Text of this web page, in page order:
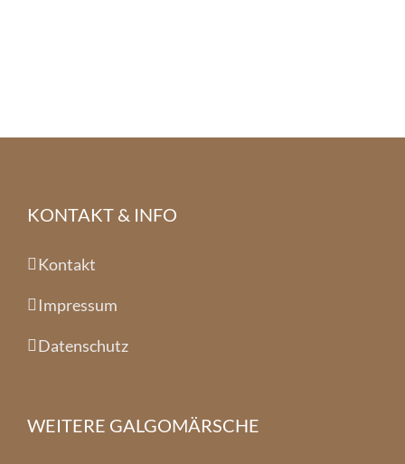
KONTAKT & INFO
Kontakt
Impressum
Datenschutz
WEITERE GALGOMÄRSCHE